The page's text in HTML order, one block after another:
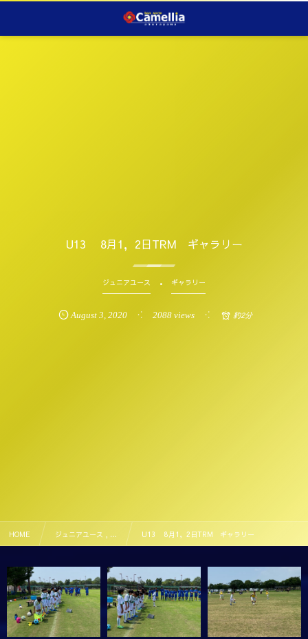
U13 8月1，2日TRM ギャラリー
ジュニアユース ギャラリー
August 3 ,2020 2088 views 約2分
HOME ジュニアユース , … U13 8月1，2日TRM ギャラリー